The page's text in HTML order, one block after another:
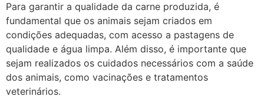
Para garantir a qualidade da carne produzida, é
fundamental que os animais sejam criados em
condições adequadas, com acesso a pastagens de
qualidade e água limpa. Além disso, é importante que
sejam realizados os cuidados necessários com a saúde
dos animais, como vacinações e tratamentos
veterinários.